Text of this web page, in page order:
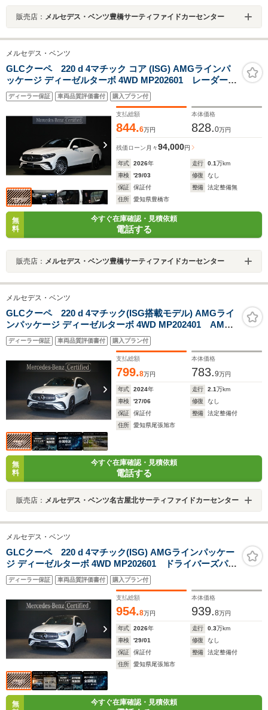
販売店： メルセデス・ベンツ豊橋サーティファイドカーセンター
メルセデス・ベンツ
GLCクーペ 220 d 4マチック コア (ISG) AMGラインパ
ッケージ ディーゼルターボ 4WD MP202601 レーダーセ
ーフティP パノラミックS/R アダプティブハイビーム
アシストプラス AMG20インチAW 本革巻スポーツス
テアリング ARナビ プライバシーガラス ブランドロ
ゴプロジェクターライト アンビエントライト
ディーラー保証 車両品質評価書付 購入プラン付
支払総額
844.6万円
本体価格
828.0万円
残価ローン 月々94,000円
年式 2026年 走行 0.1万km
車検
'29/03 修復
なし
保証
保証付 整備
法定整備無
住所
愛知県豊橋市
無
料
今すぐ在庫確認・見積依頼
電話する
販売店： メルセデス・ベンツ豊橋サーティファイドカーセンター
メルセデス・ベンツ
GLCクーペ 220 d 4マチック(ISG搭載モデル) AMGライ
ンパッケージ ディーゼルターボ 4WD MP202401 AMG
レザーエクスクルーシブパッケージ ドライバーズパッ
ケージ Burmesterサラウンドサウンドシステム パノ
ラミックスライディングルーフ ヘッドアップディスプ
レイ 360°カメラ
ディーラー保証 車両品質評価書付 購入プラン付
支払総額
799.8万円
本体価格
783.9万円
年式 2024年 走行 2.1万km
車検
'27/06 修復
なし
保証
保証付 整備
法定整備付
住所
愛知県尾張旭市
無
料
今すぐ在庫確認・見積依頼
電話する
販売店： メルセデス・ベンツ名古屋北サーティファイドカーセンター
メルセデス・ベンツ
GLCクーペ 220 d 4マチック(ISG) AMGラインパッケー
ジ ディーゼルターボ 4WD MP202601 ドライバーズパッ
ケージ AMGレザーエクスクルーシブパッケージ パノ
ラミックスライディングルーフ リアアクスルステアリ
ング Burmesterサラウンドシステム ヘッドアップデ
ィスプレイ
ディーラー保証 車両品質評価書付 購入プラン付
支払総額
954.8万円
本体価格
939.8万円
年式 2026年 走行 0.3万km
車検
'29/01 修復
なし
保証
保証付 整備
法定整備付
住所
愛知県尾張旭市
無
今すぐ在庫確認・見積依頼